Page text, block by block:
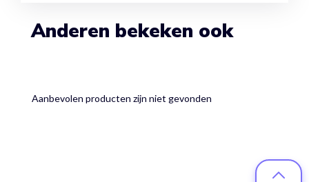
Anderen bekeken ook
Aanbevolen producten zijn niet gevonden